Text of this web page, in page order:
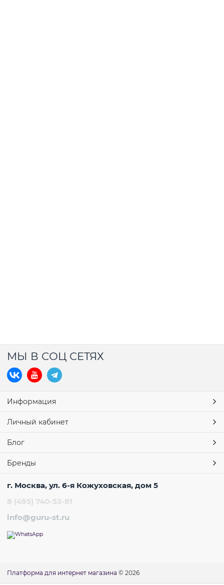
МЫ В СОЦ СЕТЯХ
Информация
Личный кабинет
Блог
Бренды
г. Москва, ул. 6-я Кожуховская, дом 5
8 (495) 740-53-81
info@guru-st.ru
Платформа для интернет магазина © 2026